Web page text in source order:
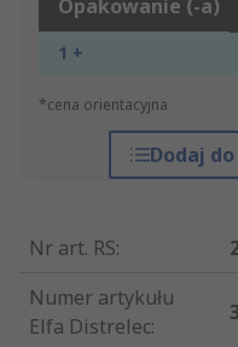
Opakowanie (-a)
1 +
*cena orientacyjna
Dodaj
Nr art. RS:
Numer artykułu
Elfa Distrelec: